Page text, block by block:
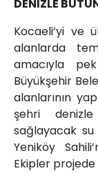
DENİZLE
Kocaeli’yi ve
alanlarda
amacıyla
Büyükşehir
alanlarının
şehri
sağlayacak su
Yeniköy
Ekipler projede